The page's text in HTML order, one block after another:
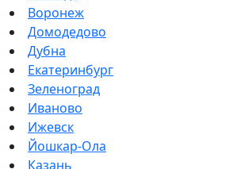
Воронеж
Домодедово
Дубна
Екатеринбург
Зеленоград
Иваново
Ижевск
Йошкар-Ола
Казань